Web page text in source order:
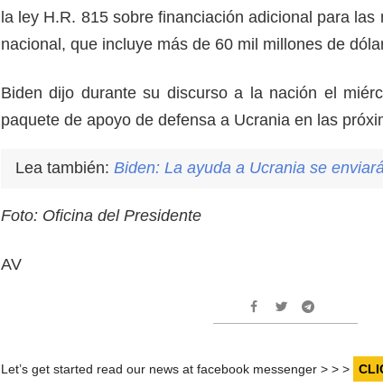
la ley H.R. 815 sobre financiación adicional para las
nacional, que incluye más de 60 mil millones de
Biden dijo durante su discurso a la nación el
paquete de apoyo de defensa a Ucrania en las
Lea también: Biden: La ayuda a Ucrania se
Foto: Oficina del Presidente
AV
Let’s get started read our news at facebook messenger > > >